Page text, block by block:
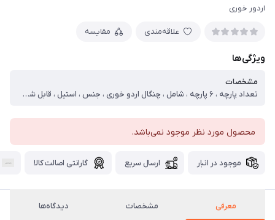
اردور خوری
علاقه‌مندی مقایسه
ویژگی‌ها
مشخصات
تعداد پارچه ، ۶ پارچه ، شامل ، چنگال اردو خوری ، جنس ، استیل ، قابل شست‌و‌شو ، با دست ، با ماشین ظرف‌شویی ، سایر توضیحات ، ۶ عدد چنگال اردور خوری در ۶ رنگ مختلف تیغه از جنس استیل ضد زنگ و دسته از پلاستیک پلی پروپیلن قابل شستشو در ماشین ظرفشویی دارای بسته بندی ساخت کشور برزیل
محصول مورد نظر موجود نمی‌باشد.
موجود در انبار ارسال سریع گارانتی اصالت کالا
معرفی مشخصات دیدگاه‌ها